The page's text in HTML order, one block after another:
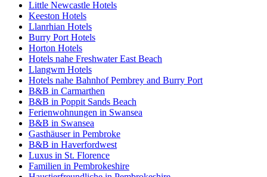
Little Newcastle Hotels
Keeston Hotels
Llanrhian Hotels
Burry Port Hotels
Horton Hotels
Hotels nahe Freshwater East Beach
Llangwm Hotels
Hotels nahe Bahnhof Pembrey and Burry Port
B&B in Carmarthen
B&B in Poppit Sands Beach
Ferienwohnungen in Swansea
B&B in Swansea
Gasthäuser in Pembroke
B&B in Haverfordwest
Luxus in St. Florence
Familien in Pembrokeshire